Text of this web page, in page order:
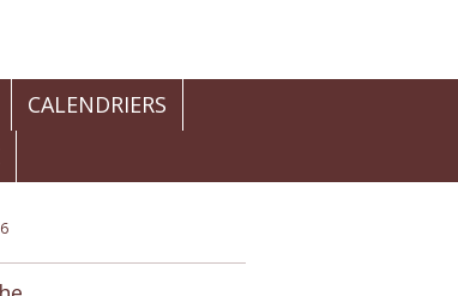
CALENDRIERS